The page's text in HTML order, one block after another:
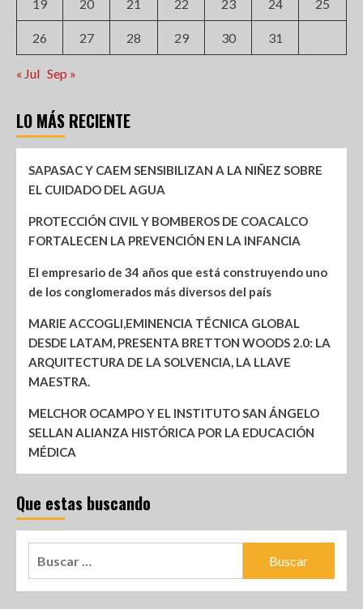
19 20 21 22 23 24 25
26 27 28 29 30 31
« Jul Sep »
LO MÁS RECIENTE
SAPASAC Y CAEM SENSIBILIZAN A LA NIÑEZ SOBRE
EL CUIDADO DEL AGUA
PROTECCIÓN CIVIL Y BOMBEROS DE COACALCO
FORTALECEN LA PREVENCIÓN EN LA INFANCIA
El empresario de 34 años que está construyendo uno
de los conglomerados más diversos del país
MARIE ACCOGLI,EMINENCIA TÉCNICA GLOBAL
DESDE LATAM, PRESENTA BRETTON WOODS 2.0: LA
ARQUITECTURA DE LA SOLVENCIA, LA LLAVE
MAESTRA.
MELCHOR OCAMPO Y EL INSTITUTO SAN ÁNGELO
SELLAN ALIANZA HISTÓRICA POR LA EDUCACIÓN
MÉDICA
Que estas buscando